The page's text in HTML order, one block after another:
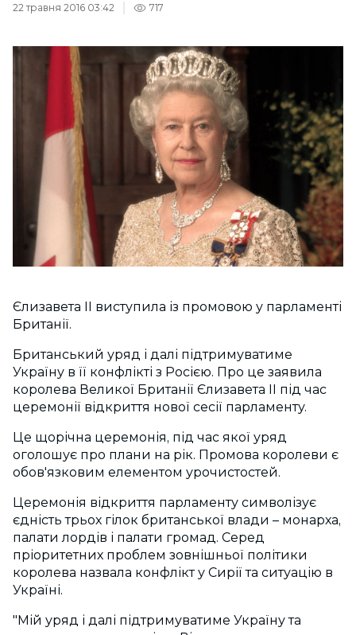
22 травня 2016 03:42
717
Єлизавета ІІ виступила із промовою у парламенті
Британії.
Британський уряд і далі підтримуватиме
Україну в її конфлікті з Росією. Про це заявила
королева Великої Британії Єлизавета ІІ під час
церемонії відкриття нової сесії парламенту.
Це щорічна церемонія, під час якої уряд
оголошує про плани на рік. Промова королеви є
обов'язковим елементом урочистостей.
Церемонія відкриття парламенту символізує
єдність трьох гілок британської влади – монарха,
палати лордів і палати громад. Серед
пріоритетних проблем зовнішньої політики
королева назвала конфлікт у Сирії та ситуацію в
Україні.
"Мій уряд і далі підтримуватиме Україну та